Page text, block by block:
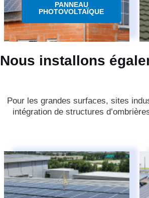
PANNEAU
PHOTOVOLTAÏQUE
Nous installons
Pour les grandes surfaces, sites
intégration de structures